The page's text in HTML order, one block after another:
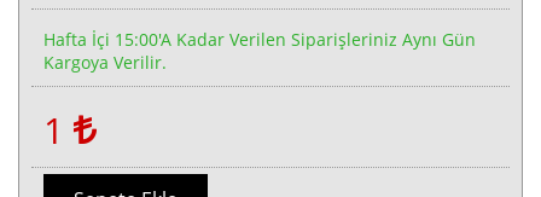
Hafta İçi 15:00'a Kadar Verilen Siparişleriniz Aynı Gün
Kargoya Verilir.
1